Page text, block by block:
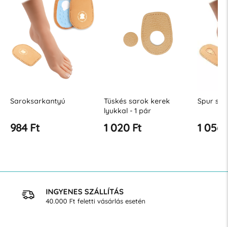
Saroksarkantyú
984 Ft
Tüskés sarok kerek
lyukkal - 1 pár
1 020 Ft
Spur
1 056
INGYENES SZÁLLÍTÁS
40.000 Ft feletti vásárlás esetén